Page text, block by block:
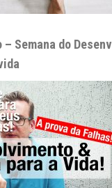
Semana do